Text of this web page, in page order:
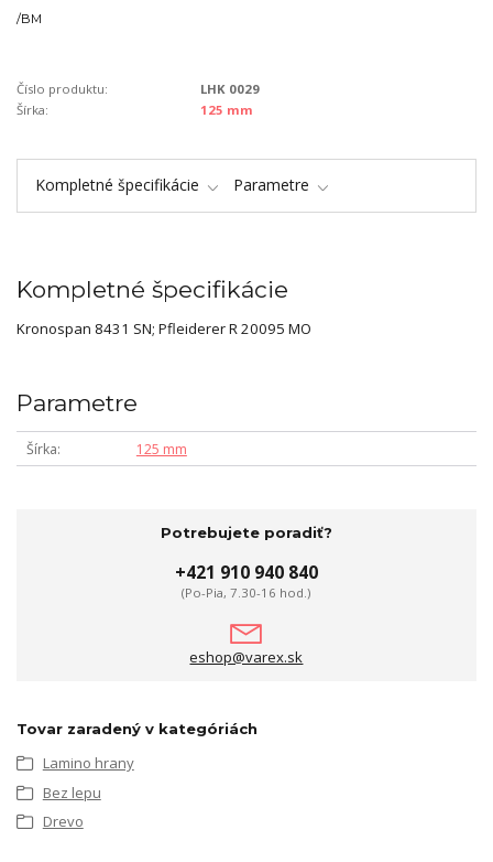
/BM
Číslo produktu:
LHK 0029
Šírka:
125 mm
Kompletné špecifikácie Parametre
Kompletné špecifikácie
Kronospan 8431 SN; Pfleiderer R 20095 MO
Parametre
Šírka 125 mm
Potrebujete poradiť?
+421 910 940 840
(Po-Pia, 7.30-16 hod.)
eshop@varex.sk
Tovar zaradený v kategóriách
Lamino hrany
Bez lepu
Drevo